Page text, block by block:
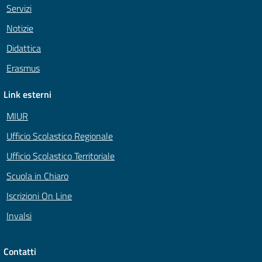
Servizi
Notizie
Didattica
Erasmus
Link esterni
MIUR
Ufficio Scolastico Regionale
Ufficio Scolastico Territoriale
Scuola in Chiaro
Iscrizioni On Line
Invalsi
Contatti